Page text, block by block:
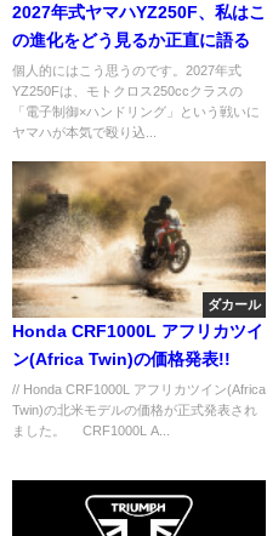
2027年式ヤマハYZ250F、私はこ
の進化をどう見るか正直に語る
個人的にはこう思うのです。2027年式
YZ250Fは、モトクロス250ccクラスの
「電子制御×ハンドリング」という戦いに
ヤマハが本気で殴り込...
ダカール
Honda CRF1000L アフリカツイ
ン(Africa Twin)の価格発表!!
// Honda CRF1000L アフリカツイン(Africa
Twin)の北米モデルの価格が正式発表され
ました。 CRF1000L A...